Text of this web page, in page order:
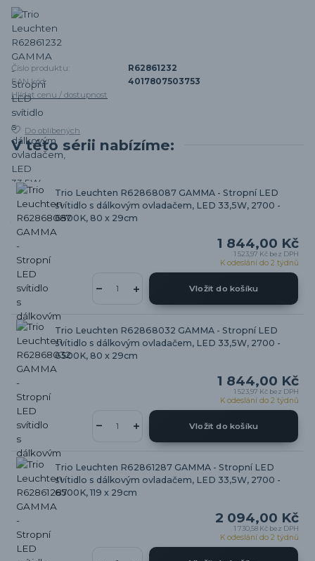
Číslo produktu:
R62861232
EAN kód:
4017807503753
Hlídat cenu / dostupnost
Do oblíbených
V této sérii nabízíme:
Trio Leuchten R62868087 GAMMA - Stropní LED
svítidlo s dálkovým ovladačem, LED 33,5W, 2700 -
6500K, 80 x 29cm
1 844,00 Kč
1 523,97 Kč bez DPH
K odeslání do 2 týdnů
Vložit do košíku
Trio Leuchten R62868032 GAMMA - Stropní LED
svítidlo s dálkovým ovladačem, LED 33,5W, 2700 -
6500K, 80 x 29cm
1 844,00 Kč
1 523,97 Kč bez DPH
K odeslání do 2 týdnů
Vložit do košíku
Trio Leuchten R62861287 GAMMA - Stropní LED
svítidlo s dálkovým ovladačem, LED 33,5W, 2700 -
6500K, 119 x 29cm
2 094,00 Kč
1 730,58 Kč bez DPH
K odeslání do 2 týdnů